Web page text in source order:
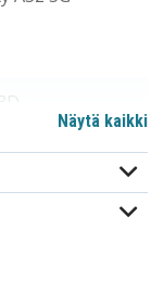
Näytä kaikki